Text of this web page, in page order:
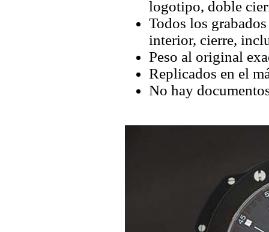
logotipo, doble
Todos los
interior, cierre,
Peso al original
Replicados en el
No hay